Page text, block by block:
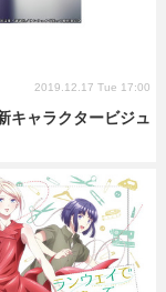
キャラクタービジュ
2019.12.17 Tue 17:00